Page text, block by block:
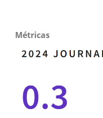
Métricas